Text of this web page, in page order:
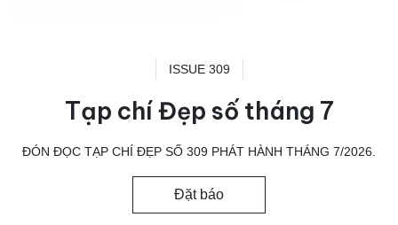
ISSUE 309
Tạp chí Đẹp số tháng 7
ĐÓN ĐỌC TẠP CHÍ ĐẸP SỐ 309 PHÁT HÀNH THÁNG 7/2026.
Đặt báo